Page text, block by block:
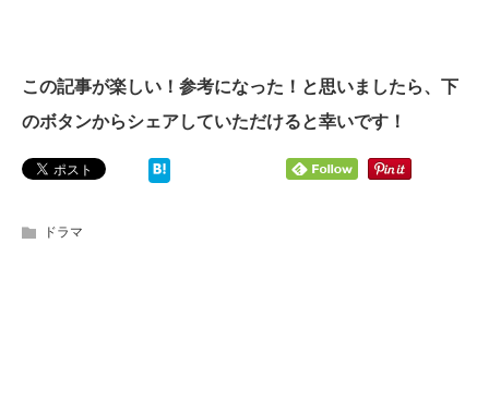
この記事が楽しい！参考になった！と思いましたら、下
のボタンからシェアしていただけると幸いです！
ドラマ